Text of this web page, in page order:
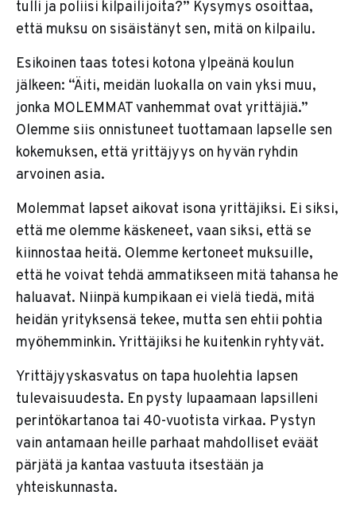
tulli ja poliisi kilpailijoita?” Kysymys osoittaa,
että muksu on sisäistänyt sen, mitä on kilpailu.
Esikoinen taas totesi kotona ylpeänä koulun
jälkeen: “Äiti, meidän luokalla on vain yksi muu,
jonka MOLEMMAT vanhemmat ovat yrittäjiä.”
Olemme siis onnistuneet tuottamaan lapselle sen
kokemuksen, että yrittäjyys on hyvän ryhdin
arvoinen asia.
Molemmat lapset aikovat isona yrittäjiksi. Ei siksi,
että me olemme käskeneet, vaan siksi, että se
kiinnostaa heitä. Olemme kertoneet muksuille,
että he voivat tehdä ammatikseen mitä tahansa he
haluavat. Niinpä kumpikaan ei vielä tiedä, mitä
heidän yrityksensä tekee, mutta sen ehtii pohtia
myöhemminkin. Yrittäjiksi he kuitenkin ryhtyvät.
Yrittäjyyskasvatus on tapa huolehtia lapsen
tulevaisuudesta. En pysty lupaamaan lapsilleni
perintökartanoa tai 40-vuotista virkaa. Pystyn
vain antamaan heille parhaat mahdolliset eväät
pärjätä ja kantaa vastuuta itsestään ja
yhteiskunnasta.